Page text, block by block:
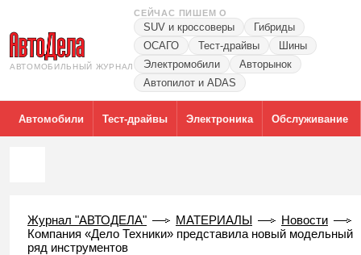
АВТОМОБИЛЬНЫЙ ЖУРНАЛ
СЕЙЧАС ПИШЕМ О
SUV и кроссоверы
Гибриды
ОСАГО
Тест-драйвы
Шины
Электромобили
Авторынок
Автопилот и ADAS
Автомобили Тест-драйвы Электроника Обслуживание
Журнал "АВТОДЕЛА" МАТЕРИАЛЫ
Новости
Компания «Дело Техники» представила новый модельный
ряд инструментов